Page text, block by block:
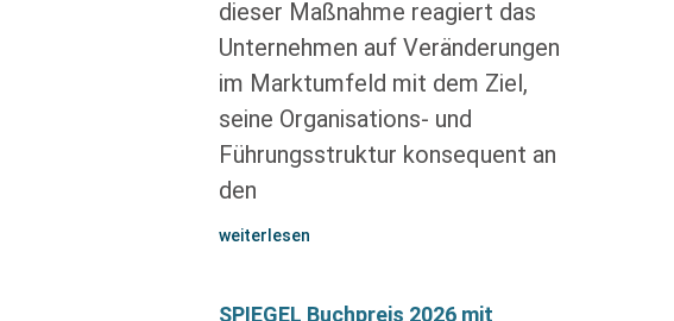
dieser Maßnahme reagiert das
Unternehmen auf Veränderungen
im Marktumfeld mit dem Ziel,
seine Organisations- und
Führungsstruktur konsequent an
den
weiterlesen
SPIEGEL Buchpreis 2026 mit